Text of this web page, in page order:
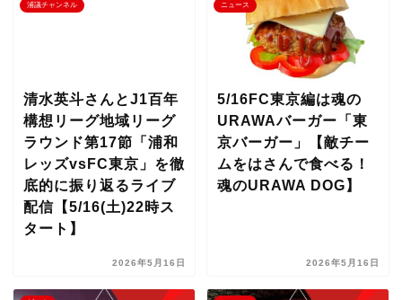
浦議チャンネル
清水英斗さんとJ1百年
構想リーグ地域リーグ
ラウンド第17節「浦和
レッズvsFC東京」を徹
底的に振り返るライブ
配信【5/16(土)22時ス
タート】
2026年5月16日
ニュース
5/16FC東京編は魂の
URAWAバーガー「東
京バーガー」【敵チー
ムをはさんで食べる！
魂のURAWA DOG】
2026年5月16日